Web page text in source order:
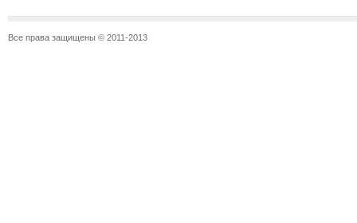
Все права защищены © 2011-2013